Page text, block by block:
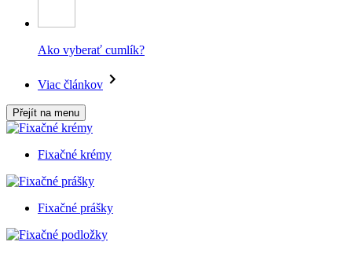
Ako vyberať cumlík?
Viac článkov
Přejít na menu
Fixačné krémy
Fixačné prášky